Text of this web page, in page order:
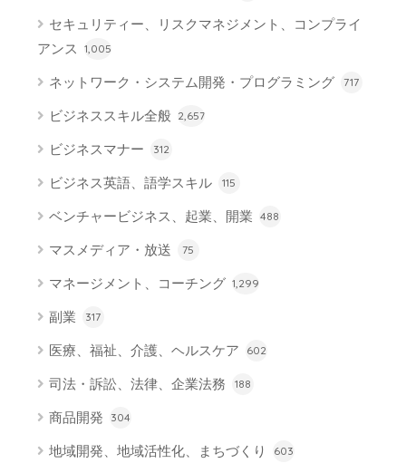
セキュリティー、リスクマネジメント、コンプライ
アンス 1,005
ネットワーク・システム開発・プログラミング 717
ビジネススキル全般 2,657
ビジネスマナー 312
ビジネス英語、語学スキル 115
ベンチャービジネス、起業、開業 488
マスメディア・放送 75
マネージメント、コーチング 1,299
副業 317
医療、福祉、介護、ヘルスケア 602
司法・訴訟、法律、企業法務 188
商品開発 304
地域開発、地域活性化、まちづくり 603